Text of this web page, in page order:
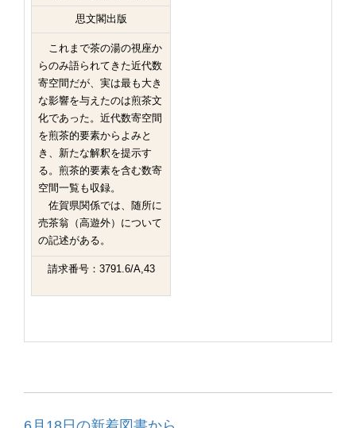
思文閣出版
これまで茶の湯の視座か
らのみ語られてきた近代数
寄空間だが、実は最も大き
な影響を与えたのは煎茶文
化であった。近代数寄空間
を煎茶的要素からよみと
き、新たな解釈を提示す
る。煎茶的要素を含む数寄
空間一覧も収録。
佐賀県関係では、随所に
売茶翁（高遊外）について
の記述がある。
請求番号：3791.6/A,43